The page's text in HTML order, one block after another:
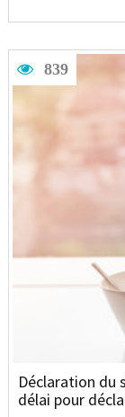
839
Déclaration du
délai pour